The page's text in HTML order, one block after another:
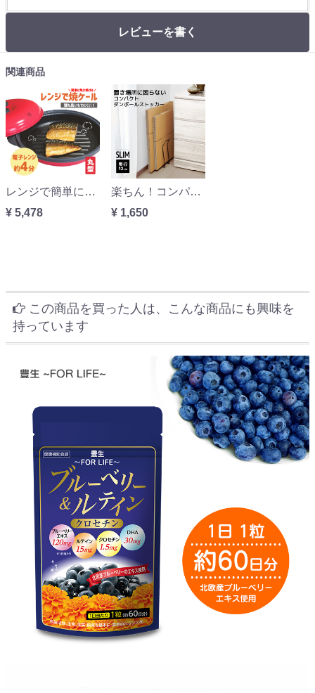
レビューを書く
関連商品
レンジで簡単に魚が焼ける！レンジで焼ケール 丸型 TKSM-32
¥ 5,478
楽ちん！コンパクトダンボールストッカー
¥ 1,650
この商品を買った人は、こんな商品にも興味を
持っています